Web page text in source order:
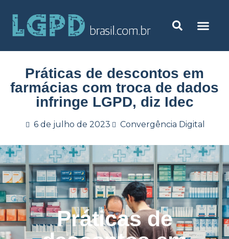
Práticas de descontos em
farmácias com troca de dados
infringe LGPD, diz Idec
6 de julho de 2023 Convergência Digital
Práticas de